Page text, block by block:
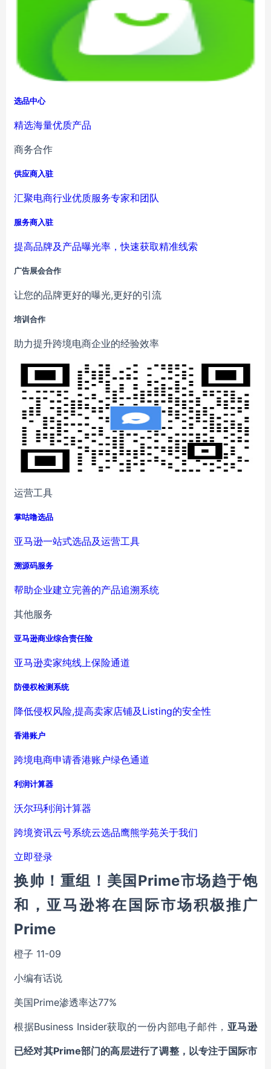
选品中心
精选海量优质产品
商务合作
供应商入驻
汇聚电商行业优质服务专家和团队
服务商入驻
提高品牌及产品曝光率，快速获取精准线索
广告展会合作
让您的品牌更好的曝光,更好的引流
培训合作
助力提升跨境电商企业的经验效率
运营工具
掌咕噜选品
亚马逊一站式选品及运营工具
溯源码服务
帮助企业建立完善的产品追溯系统
其他服务
亚马逊商业综合责任险
亚马逊卖家纯线上保险通道
防侵权检测系统
降低侵权风险,提高卖家店铺及Listing的安全性
香港账户
跨境电商申请香港账户绿色通道
利润计算器
沃尔玛利润计算器
跨境资讯云号系统云选品鹰熊学苑关于我们
立即登录
换帅！重组！美国Prime市场趋于饱
和，亚马逊将在国际市场积极推广
Prime
橙子 11-09
小编有话说
美国Prime渗透率达77%
根据Business Insider获取的一份内部电子邮件， 亚马逊
已经对其Prime部门的高层进行了调整，以专注于国际市